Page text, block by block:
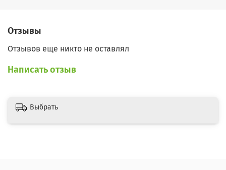
Отзывы
Отзывов еще никто не оставлял
Написать отзыв
Выбрать